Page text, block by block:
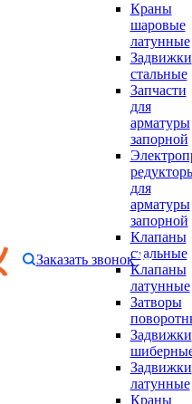
Краны
шаровые
латунные
Задвижки
стальные
Запчасти
для
арматуры
запорной
для
арматуры
запорной
Клапаны
стальные
Клапаны
латунные
Затворы
Задвижки
Задвижки
латунные
Краны
Заказать звонок